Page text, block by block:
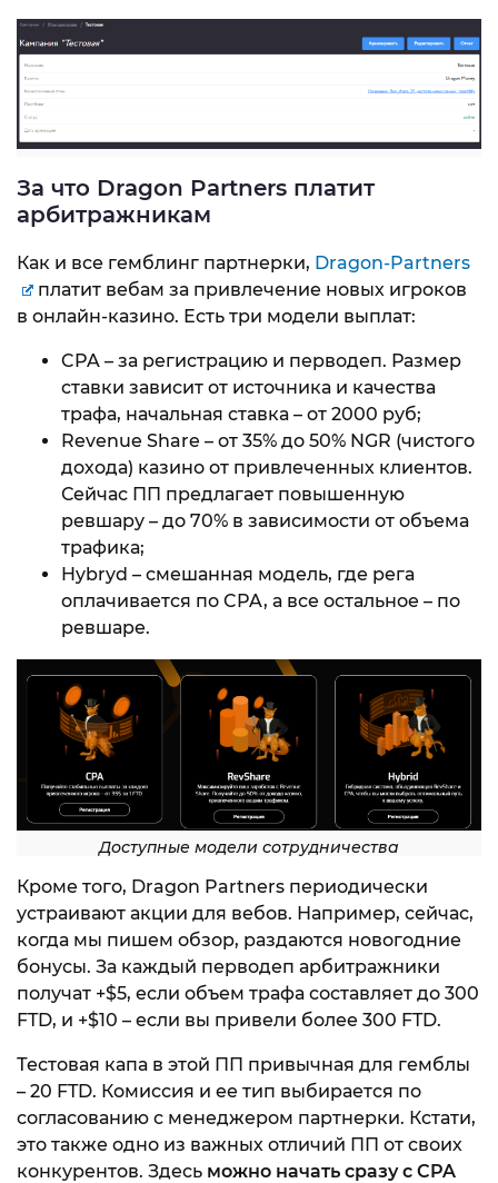
За что Dragon Partners платит
арбитражникам
Как и все гемблинг партнерки, Dragon-Partners
платит вебам за привлечение новых игроков
в онлайн-казино. Есть три модели выплат:
CPA – за регистрацию и перводеп. Размер
ставки зависит от источника и качества
трафа, начальная ставка – от 2000 руб;
Revenue Share – от 35% до 50% NGR (чистого
дохода) казино от привлеченных клиентов.
Сейчас ПП предлагает повышенную
ревшару – до 70% в зависимости от объема
трафика;
Hybryd – смешанная модель, где рега
оплачивается по CPA, а все остальное – по
ревшаре.
Доступные модели сотрудничества
Кроме того, Dragon Partners периодически
устраивают акции для вебов. Например, сейчас,
когда мы пишем обзор, раздаются новогодние
бонусы. За каждый перводеп арбитражники
получат +$5, если объем трафа составляет до 300
FTD, и +$10 – если вы привели более 300 FTD.
Тестовая капа в этой ПП привычная для гемблы
– 20 FTD. Комиссия и ее тип выбирается по
согласованию с менеджером партнерки. Кстати,
это также одно из важных отличий ПП от своих
конкурентов. Здесь можно начать сразу с CPA